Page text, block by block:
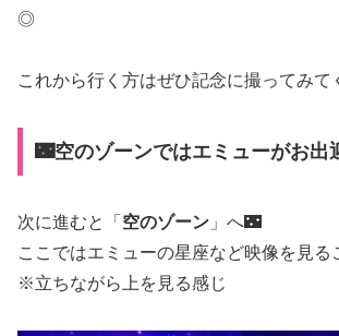
◎
これから行く方はぜひ記念に撮ってみて
🌃空のゾーンではエミューがお出
次に進むと「 空のゾーン 」へ🌃
ここではエミューの星座など映像を見る
※立ちながら上を見る感じ